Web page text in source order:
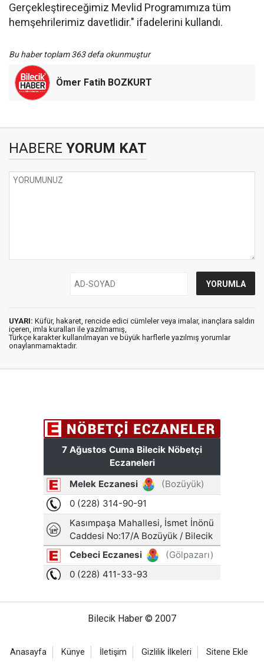
Gerçekleştireceğimiz Mevlid Programımıza tüm
hemşehrilerimiz davetlidir." ifadelerini kullandı.
Bu haber toplam 363 defa okunmuştur
Ömer Fatih BOZKURT
HABERE YORUM KAT
UYARI: Küfür, hakaret, rencide edici cümleler veya imalar, inançlara saldırı
içeren, imla kuralları ile yazılmamış,
Türkçe karakter kullanılmayan ve büyük harflerle yazılmış yorumlar
onaylanmamaktadır.
Bilecik Haber © 2007
Anasayfa Künye İletişim Gizlilik İlkeleri Sitene Ekle